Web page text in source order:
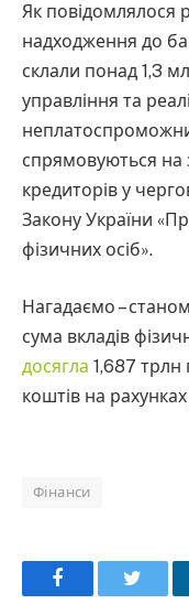
Як повідомлялося
надходження до
склали понад 1,3
управління та
спрямовуються на
кредиторів у
Закону України
фізичних осіб».
Нагадаємо –
сума вкладів
досягла 1,687 трлн
коштів на
Фінанси
Facebook